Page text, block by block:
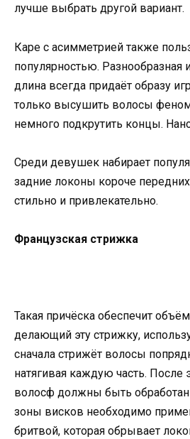
лучше выбрать другой вариант.
Каре с асимметрией также
популярностью. Разнообразная
длина всегда придаёт образу
только высушить волосы
немного подкрутить концы.
Среди девушек набирает
задние локоны короче
стильно и привлекательно.
Французская стрижка
Такая причёска обеспечит
делающий эту стрижку,
сначала стрижёт волосы
натягивая каждую часть. После
волосф должны быть
зоны висков необходимо
бритвой, которая обрывает